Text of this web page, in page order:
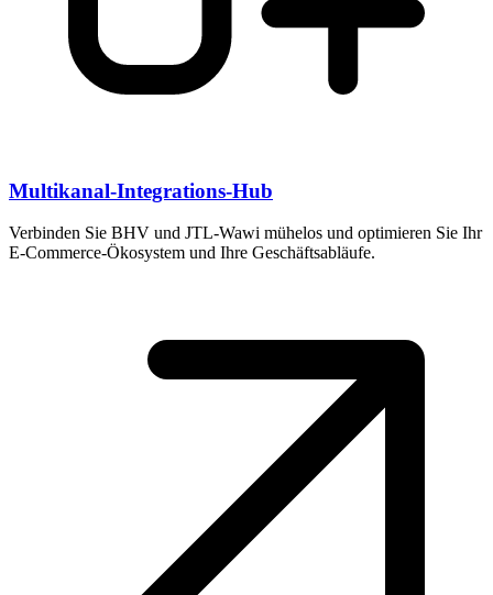
Multikanal-Integrations-Hub
Verbinden Sie BHV und JTL-Wawi mühelos und optimieren Sie Ihr
E-Commerce-Ökosystem und Ihre Geschäftsabläufe.